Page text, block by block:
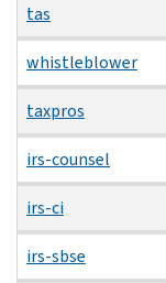
tas
whistleblower
taxpros
irs-counsel
irs-ci
irs-sbse